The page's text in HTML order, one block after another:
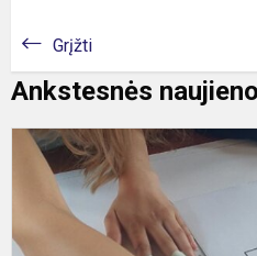
Grįžti
Ankstesnės